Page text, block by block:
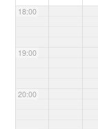
18:00
19:00
20:00